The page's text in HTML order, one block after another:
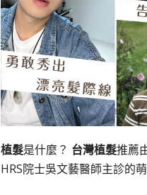
植髮是什麼？ 台灣植髮推薦
HRS院士吳文藝醫師主診的